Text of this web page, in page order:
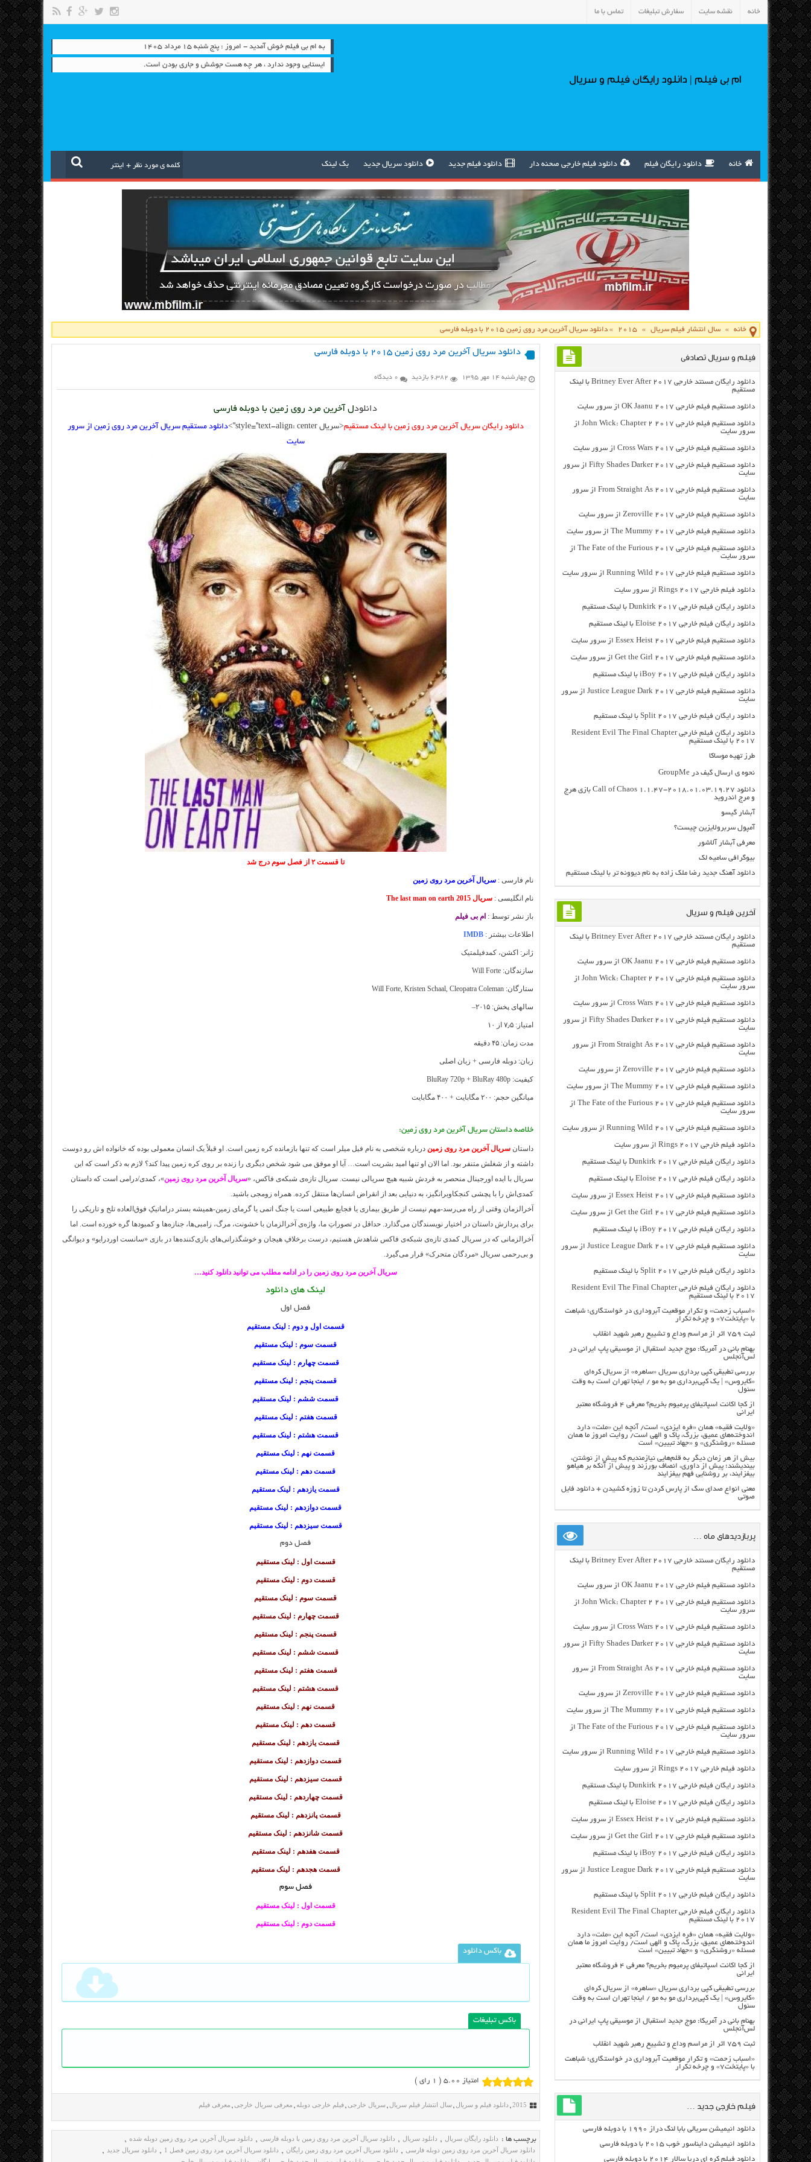
خانه نقشه سایت سفارش تبلیغات تماس با ما
ام بی فیلم | دانلود رایگان فیلم و سریال
به ام بی فیلم خوش آمدید - امروز : پنج شنبه ۱۵ مرداد ۱۴۰۵
ایستایی وجود ندارد ، هر چه هست جوشش و جاری بودن است.
خانه دانلود رایگان فیلم دانلود فیلم خارجی صحنه دار دانلود فیلم جدید دانلود سریال جدید بک لینک
خانه » سال انتشار فیلم سریال »
2015
»دانلود سریال آخرین مرد روی زمین ۲۰۱۵ با دوبله فارسی
دانلود سریال آخرین مرد روی زمین ۲۰۱۵ با دوبله فارسی
چهارشنبه ۱۴ مهر ۱۳۹۵ 6,382 بازدید 0 دیدگاه
دانلودل آخرین مرد روی زمین با دوبله فارسی
دانلود رایگان سریال آخرین مرد روی زمین با لینک مستقیم<سریال style=”text-align: center”>
دانلود مستقیم سریال آخرین مرد روی زمین از سرور
سایت
تا قسمت ۲ از فصل سوم درج شد
نام فارسی : سریال آخرین مرد روی زمین
نام انگلیسی : سریال The last man on earth 2015
باز نشر توسط : ام بی فیلم
اطلاعات بیشتر : IMDB
ژانر: اکشن، کمدفیلمتیک
سازندگان: Will Forte
ستارگان: Will Forte, Kristen Schaal, Cleopatra Coleman
سالهای پخش: ۲۰۱۵–
امتیاز: ۷٫۵ از ۱۰
مدت زمان: ۴۵ دقیقه
زبان: دوبله فارسی + زبان اصلی
کیفیت: BluRay 720p + BluRay 480p
میانگین حجم: ۲۰۰ مگابایت + ۴۰۰ مگابایت
خلاصه داستان سریال آخرین مرد روی زمین:
داستان سریال آخرین مرد روی زمیندرباره شخصی به نام فیل میلر است که تنها بازمانده کره‌ زمین است. او قبلاً یک انسان معمولی بوده که خانواده اش رو دوست
داشته و از شغلش متنفر بود. اما الان او تنها امید بشریت است… آیا او موفق می شود شخص دیگری را زنده بر روی کره زمین پیدا کند؟ لازم به ذکر است که این
سریال با ایده اورجینال منحصر به فردش شبیه هیچ سریالی نیست. سریال تازه‌ی شبکه‌ی فاکس، «سریال آخرین مرد روی زمین»، کمدی/درامی است که داستان
کمدی‌اش را با پچشی کنجکاوبرانگیز، به دنیایی بعد از انقراض انسان‌ها منتقل کرده. همراه زومجی باشید.
آخرالزمان وقتی از راه می‌رسد-مهم نیست از طریق بیماری یا فجایع طبیعی است یا جنگ اتمی یا گرمای زمین-همیشه بستر دراماتیکِ فوق‌العاده تلخ و تاریکی را
برای پردازش داستان در اختیار نویسندگان می‌گذارد. حداقل در تصوراتِ ما، واژه‌ی آخرالزمان با خشونت، مرگ، زامبی‌ها، جنازه‌ها و کمبودها گره خورده است. اما
آخرالزمانی که در سریال کمدی تازه‌ی شبکه‌ی فاکس شاهدش هستیم، درست برخلافِ هیجان و خوشگذرانی‌های بازی‌کننده‌ها در بازی «سانست‌ اوردرایو» و دیوانگی
و بی‌رحمی سریال «مردگان متحرک» قرار می‌گیرد.
سریال آخرین مرد روی زمین را در ادامه مطلب می توانید دانلود کنید…
لینک های دانلود
فصل اول
قسمت اول و دوم : لینک مستقیم
قسمت سوم : لینک مستقیم
قسمت چهارم : لینک مستقیم
قسمت پنجم : لینک مستقیم
قسمت ششم : لینک مستقیم
قسمت هفتم : لینک مستقیم
قسمت هشتم : لینک مستقیم
قسمت نهم : لینک مستقیم
قسمت دهم : لینک مستقیم
قسمت یازدهم : لینک مستقیم
قسمت دوازدهم : لینک مستقیم
قسمت سیزدهم : لینک مستقیم
فصل دوم
قسمت اول : لینک مستقیم
قسمت دوم : لینک مستقیم
قسمت سوم : لینک مستقیم
قسمت چهارم : لینک مستقیم
قسمت پنجم : لینک مستقیم
قسمت ششم : لینک مستقیم
قسمت هفتم : لینک مستقیم
قسمت هشتم : لینک مستقیم
قسمت نهم : لینک مستقیم
قسمت دهم : لینک مستقیم
قسمت یازدهم : لینک مستقیم
قسمت دوازدهم : لینک مستقیم
قسمت سیزدهم : لینک مستقیم
قسمت چهاردهم : لینک مستقیم
قسمت پانزدهم : لینک مستقیم
قسمت شانزدهم : لینک مستقیم
قسمت هفدهم : لینک مستقیم
قسمت هجدهم : لینک مستقیم
فصل سوم
قسمت اول : لینک مستقیم
قسمت دوم : لینک مستقیم
باکس دانلود
باکس تبلیغات
امتیاز 5.00 ( 1 رای )
2015
, دانلود فیلم و سریال ,سال انتشار فیلم سریال ,سریال خارجی ,فیلم خارجی دوبله , معرفی سریال خارجی , معرفی فیلم
برچسب ها : دانلود رایگان سریال , دانلود سریال , دانلود سریال آخرین مرد روی زمین با دوبله فارسی , دانلود سریال آخرین مرد روی زمین دوبله شده ,
دانلود سریال آخرین مرد روی زمین دوبله فارسی , دانلود سریال آخرین مرد روی زمین رایگان , دانلود سریال آخرین مرد روی زمین فصل 1 , دانلود سریال جدید ,
فیلم و سریال تصادفی
دانلود رایگان مسنتد خارجی Britney Ever After 2017 با لینک
مستقیم
دانلود مستقیم فیلم خارجی OK Jaanu 2017 از سرور سایت
دانلود مستقیم فیلم خارجی John Wick: Chapter 2 2017 از
سرور سایت
دانلود مستقیم فیلم خارجی Cross Wars 2017 از سرور سایت
دانلود مستقیم فیلم خارجی Fifty Shades Darker 2017 از سرور
سایت
دانلود مستقیم فیلم خارجی From Straight As 2017 از سرور
سایت
دانلود مستقیم فیلم خارجی Zeroville 2017 از سرور سایت
دانلود مستقیم فیلم خارجی The Mummy 2017 از سرور سایت
دانلود مستقیم فیلم خارجی The Fate of the Furious 2017 از
سرور سایت
دانلود مستقیم فیلم خارجی Running Wild 2017 از سرور سایت
دانلود فیلم خارجی Rings 2017 از سرور سایت
دانلود رایگان فیلم خارجی Dunkirk 2017 با لینک مستقیم
دانلود رایگان فیلم خارجی Eloise 2017 با لینک مستقیم
دانلود مستقیم فیلم خارجی Essex Heist 2017 از سرور سایت
دانلود مستقیم فیلم خارجی Get the Girl 2017 از سرور سایت
دانلود رایگان فیلم خارجی iBoy 2017 با لینک مستقیم
دانلود مستقیم فیلم خارجی Justice League Dark 2017 از سرور
سایت
دانلود رایگان فیلم خارجی Split 2017 با لینک مستقیم
دانلود رایگان فیلم خارجی Resident Evil The Final Chapter
2017 با لینک مستقیم
طرز تهیه موساکا
نحوه ی ارسال گیف در GroupMe
دانلود Call of Chaos 1.1.47-2018.01.03.19.27 بازی هرج
و مرج اندروید
آبشار گیسو
آمپول سربرولایزین چیست؟
معرفی آبشار آلاشور
بیوگرافی سامیه لک
دانلود آهنگ جدید رضا ملک زاده به نام دیوونه تر با لینک مستقیم
آخرین فیلم و سریال
دانلود رایگان مسنتد خارجی Britney Ever After 2017 با لینک
مستقیم
دانلود مستقیم فیلم خارجی OK Jaanu 2017 از سرور سایت
دانلود مستقیم فیلم خارجی John Wick: Chapter 2 2017 از
سرور سایت
دانلود مستقیم فیلم خارجی Cross Wars 2017 از سرور سایت
دانلود مستقیم فیلم خارجی Fifty Shades Darker 2017 از سرور
سایت
دانلود مستقیم فیلم خارجی From Straight As 2017 از سرور
سایت
دانلود مستقیم فیلم خارجی Zeroville 2017 از سرور سایت
دانلود مستقیم فیلم خارجی The Mummy 2017 از سرور سایت
دانلود مستقیم فیلم خارجی The Fate of the Furious 2017 از
سرور سایت
دانلود مستقیم فیلم خارجی Running Wild 2017 از سرور سایت
دانلود فیلم خارجی Rings 2017 از سرور سایت
دانلود رایگان فیلم خارجی Dunkirk 2017 با لینک مستقیم
دانلود رایگان فیلم خارجی Eloise 2017 با لینک مستقیم
دانلود مستقیم فیلم خارجی Essex Heist 2017 از سرور سایت
دانلود مستقیم فیلم خارجی Get the Girl 2017 از سرور سایت
دانلود رایگان فیلم خارجی iBoy 2017 با لینک مستقیم
دانلود مستقیم فیلم خارجی Justice League Dark 2017 از سرور
سایت
دانلود رایگان فیلم خارجی Split 2017 با لینک مستقیم
دانلود رایگان فیلم خارجی Resident Evil The Final Chapter
2017 با لینک مستقیم
«اسباب زحمت» و تکرار موقعیت آبروداری در خواستگاری؛ شباهت
با «پایتخت۷» و چرخه تکرار
ثبت ۷۵۹ اثر از مراسم وداع و تشییع رهبر شهید انقلاب
بهنام بانی در آمریکا: موج جدید استقبال از موسیقی پاپ ایرانی در
لس‌آنجلس
بررسی تطبیقی کپی برداری سریال «ساهره» از سریال کره‌ای
«کایروس» | یک کپی‌برداری مو به مو / اینجا تهران است به وقت
سئول
از کجا اکانت اسپاتیفای پرمیوم بخریم؟ معرفی ۴ فروشگاه معتبر
ایرانی
«ولایت فقیه» همان «فره ایزدی» است/ آنچه این «ملت» دارد
اندوخته‌های عمیق، بزرگ، پاک و الهی است/ روایت امروز ما همان
مسئله «روشنگری» و «جهاد تبیین» است
بیش از هر زمان دیگر به قلم‌هایی نیازمندیم که پیش از نوشتن،
بیندیشند؛ پیش از داوری، انصاف بورزند و پیش از آنکه بر هیاهو
بیفزایند، بر روشنایی فهم بیفزایند
معنی انواع صدای سگ از پارس کردن تا زوزه کشیدن + دانلود فایل
صوتی
پربازدیدهای ماه …
دانلود رایگان مسنتد خارجی Britney Ever After 2017 با لینک
مستقیم
دانلود مستقیم فیلم خارجی OK Jaanu 2017 از سرور سایت
دانلود مستقیم فیلم خارجی John Wick: Chapter 2 2017 از
سرور سایت
دانلود مستقیم فیلم خارجی Cross Wars 2017 از سرور سایت
دانلود مستقیم فیلم خارجی Fifty Shades Darker 2017 از سرور
سایت
دانلود مستقیم فیلم خارجی From Straight As 2017 از سرور
سایت
دانلود مستقیم فیلم خارجی Zeroville 2017 از سرور سایت
دانلود مستقیم فیلم خارجی The Mummy 2017 از سرور سایت
دانلود مستقیم فیلم خارجی The Fate of the Furious 2017 از
سرور سایت
دانلود مستقیم فیلم خارجی Running Wild 2017 از سرور سایت
دانلود فیلم خارجی Rings 2017 از سرور سایت
دانلود رایگان فیلم خارجی Dunkirk 2017 با لینک مستقیم
دانلود رایگان فیلم خارجی Eloise 2017 با لینک مستقیم
دانلود مستقیم فیلم خارجی Essex Heist 2017 از سرور سایت
دانلود مستقیم فیلم خارجی Get the Girl 2017 از سرور سایت
دانلود رایگان فیلم خارجی iBoy 2017 با لینک مستقیم
دانلود مستقیم فیلم خارجی Justice League Dark 2017 از سرور
سایت
دانلود رایگان فیلم خارجی Split 2017 با لینک مستقیم
دانلود رایگان فیلم خارجی Resident Evil The Final Chapter
2017 با لینک مستقیم
«ولایت فقیه» همان «فره ایزدی» است/ آنچه این «ملت» دارد
اندوخته‌های عمیق، بزرگ، پاک و الهی است/ روایت امروز ما همان
مسئله «روشنگری» و «جهاد تبیین» است
از کجا اکانت اسپاتیفای پرمیوم بخریم؟ معرفی ۴ فروشگاه معتبر
ایرانی
بررسی تطبیقی کپی برداری سریال «ساهره» از سریال کره‌ای
«کایروس» | یک کپی‌برداری مو به مو / اینجا تهران است به وقت
سئول
بهنام بانی در آمریکا: موج جدید استقبال از موسیقی پاپ ایرانی در
لس‌آنجلس
ثبت ۷۵۹ اثر از مراسم وداع و تشییع رهبر شهید انقلاب
«اسباب زحمت» و تکرار موقعیت آبروداری در خواستگاری؛ شباهت
با «پایتخت۷» و چرخه تکرار
فیلم خارجی جدید …
دانلود انیمیشن سریالی بابا لنگ دراز ۱۹۹۰ با دوبله فارسی
دانلود انیمیشن دایناسور خوب ۲۰۱۵ با دوبله فارسی
دانلود فیلم کره ای دریا سالار ۲۰۱۴ با دوبله فارسی